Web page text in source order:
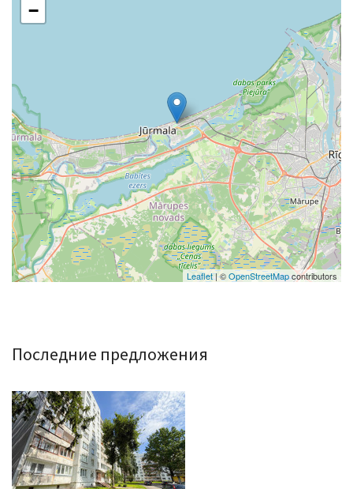
−
Leaflet| ©OpenStreetMapcontributors
Последние предложения